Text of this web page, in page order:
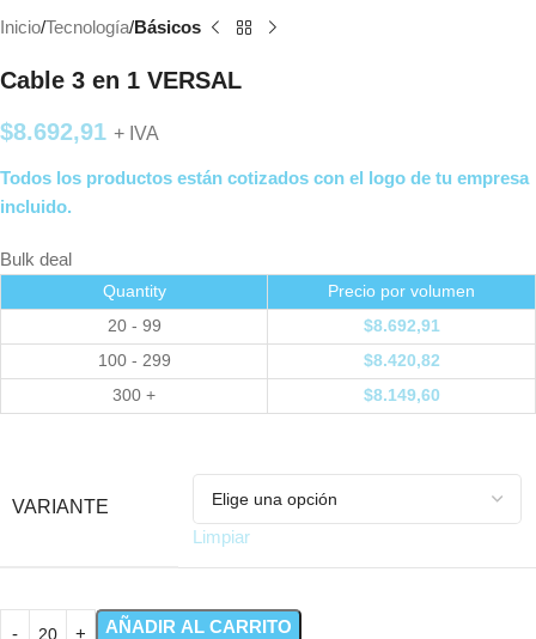
Inicio Tecnología Básicos
Cable 3 en 1 VERSAL
$8.692,91 + IVA
Todos los productos están cotizados con el logo de tu empresa
incluido.
Bulk deal
Quantity
Precio por volumen
20 - 99
$8.692,91
100 - 299
$8.420,82
300 +
$8.149,60
VARIANTE
Limpiar
AÑADIR AL CARRITO